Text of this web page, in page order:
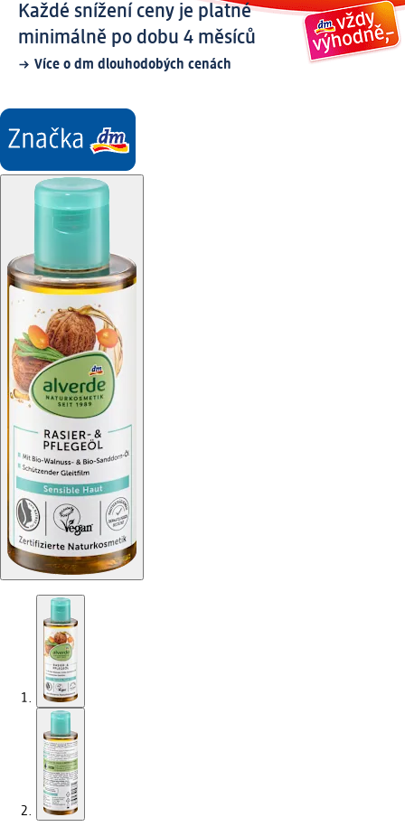
Každé snížení ceny je platné
minimálně po dobu 4 měsíců
Více o dm dlouhodobých cenách